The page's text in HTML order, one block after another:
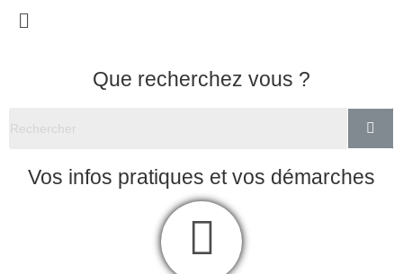
Que recherchez vous ?
Vos infos pratiques et vos démarches